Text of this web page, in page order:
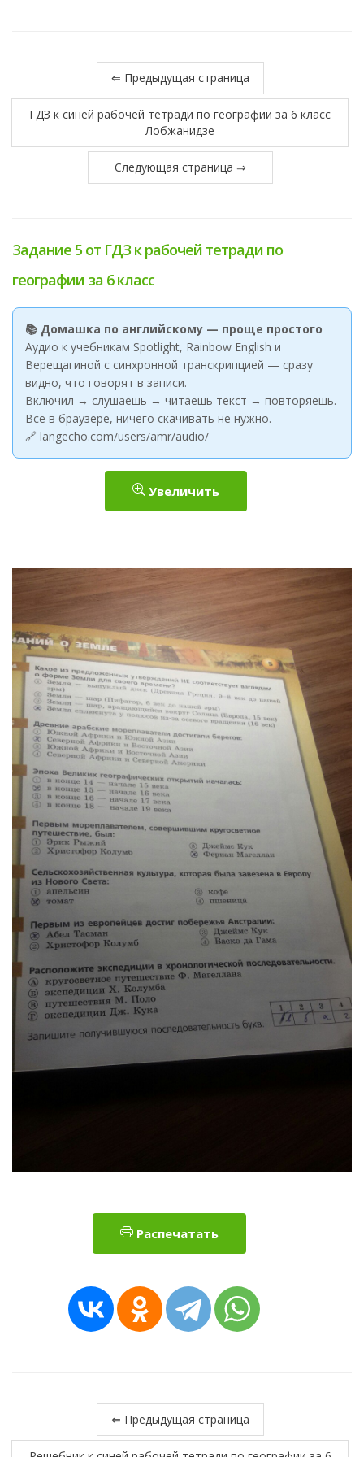
⇐ Предыдущая страница
ГДЗ к синей рабочей тетради по географии за 6 класс
Лобжанидзе
Следующая страница ⇒
Задание 5 от ГДЗ к рабочей тетради по
географии за 6 класс
📚 Домашка по английскому — проще простого
Аудио к учебникам Spotlight, Rainbow English и
Верещагиной с синхронной транскрипцией — сразу
видно, что говорят в записи.
Включил → слушаешь → читаешь текст → повторяешь.
Всё в браузере, ничего скачивать не нужно.
🔗 langecho.com/users/amr/audio/
Увеличить
Распечатать
⇐ Предыдущая страница